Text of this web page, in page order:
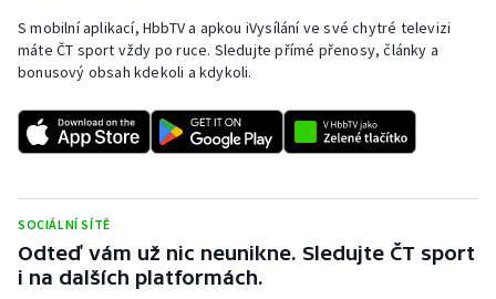
S mobilní aplikací, HbbTV a apkou iVysílání ve své chytré televizi
máte ČT sport vždy po ruce. Sledujte přímé přenosy, články a
bonusový obsah kdekoli a kdykoli.
SOCIÁLNÍ SÍTĚ
Odteď vám už nic neunikne. Sledujte ČT sport
i na dalších platformách.